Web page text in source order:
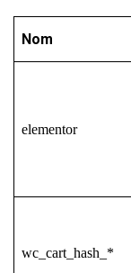
Nom
elementor
wc_cart_hash_*